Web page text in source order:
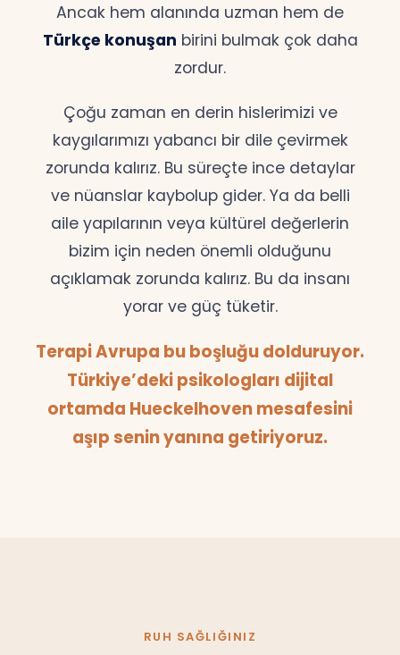
Ancak hem alanında uzman hem de
Türkçe konuşan birini bulmak çok daha
zordur.
Çoğu zaman en derin hislerimizi ve
kaygılarımızı yabancı bir dile çevirmek
zorunda kalırız. Bu süreçte ince detaylar
ve nüanslar kaybolup gider. Ya da belli
aile yapılarının veya kültürel değerlerin
bizim için neden önemli olduğunu
açıklamak zorunda kalırız. Bu da insanı
yorar ve güç tüketir.
Terapi Avrupa bu boşluğu dolduruyor.
Türkiye’deki psikologları dijital
ortamda Hueckelhoven mesafesini
aşıp senin yanına getiriyoruz.
RUH SAĞLIĞINIZ